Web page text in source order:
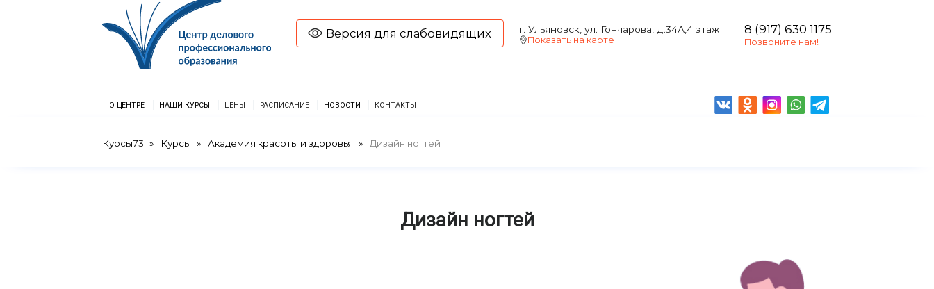
Версия для слабовидящих г. Ульяновск, ул. Гончарова, д.34А,4 этаж
Показать на карте
8 (917) 630 1175
Позвоните нам!
О ЦЕНТРЕ НАШИ КУРСЫ ЦЕНЫ РАСПИСАНИЕ НОВОСТИ КОНТАКТЫ
Курсы73 Курсы Академия красоты и здоровья Дизайн ногтей
Дизайн ногтей